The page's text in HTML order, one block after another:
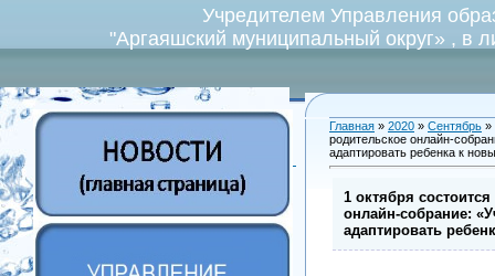
Учредителем Управления
"Аргаяшский муниципальный округ» , в
Главная » 2020 » Сентябрь »
родительское онлайн-
адаптировать ребенка к
1 октября
онлайн-собрание:
адаптировать